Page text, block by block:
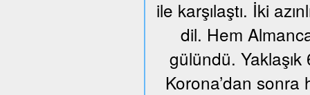
ile karşılaştı. İki
dil. Hem
gülündü. Yaklaşık
Korona’dan